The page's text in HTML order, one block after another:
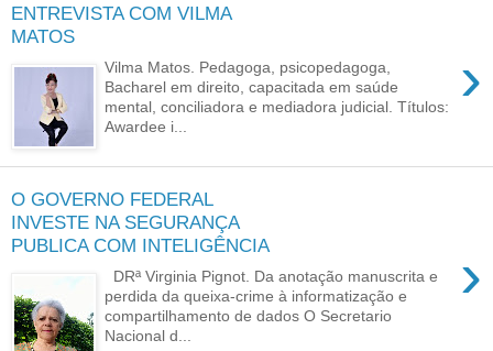
ENTREVISTA COM VILMA
MATOS
›
Vilma Matos. Pedagoga, psicopedagoga,
Bacharel em direito, capacitada em saúde
mental, conciliadora e mediadora judicial. Títulos:
Awardee i...
O GOVERNO FEDERAL
INVESTE NA SEGURANÇA
PUBLICA COM INTELIGÊNCIA
›
DRª Virginia Pignot. Da anotação manuscrita e
perdida da queixa-crime à informatização e
compartilhamento de dados O Secretario
Nacional d...